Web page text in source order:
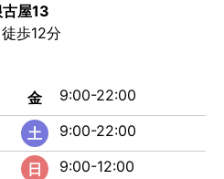
屋13
歩12分
金 9:00-22:00
土 9:00-22:00
日 9:00-12:00